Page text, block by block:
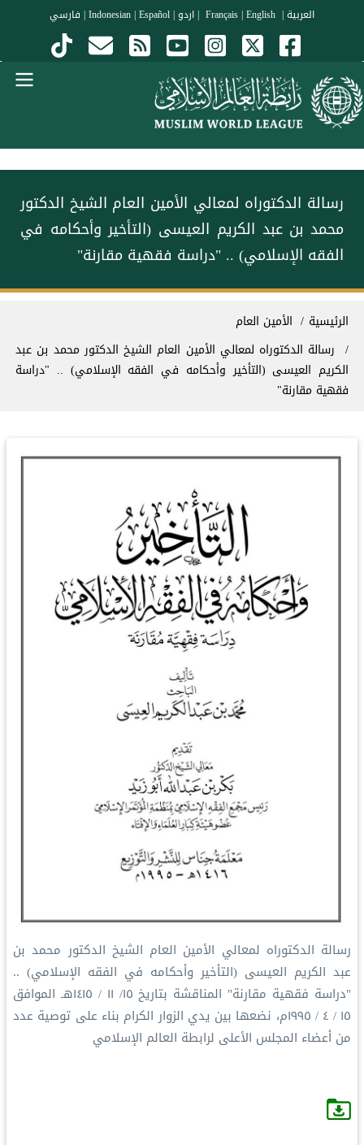
تجاوز إلى المحتوى الرئيسي
العربية|
|English
| اردو|
Indonesian |Español
| فارسي
رسالة الدكتوراه لمعالي الأمين العام الشيخ الدكتور
محمد بن عبد الكريم العيسى (التأخير وأحكامه في
الفقه الإسلامي) .. "دراسة فقهية مقارنة"
مسار التنقل
الرئيسية
الأمين العام
رسالة الدكتوراه لمعالي الأمين العام الشيخ الدكتور محمد بن عبد
الكريم العيسى (التأخير وأحكامه في الفقه الإسلامي) .. "دراسة
فقهية مقارنة"
رسالة الدكتوراه لمعالي الأمين العام الشيخ الدكتور محمد بن
عبد الكريم العيسى (التأخير وأحكامه في الفقه الإسلامي) ..
"دراسة فقهية مقارنة" المناقشة بتاريخ ١٥/ ١١ / ١٤١٥هـ الموافق
١٥ / ٤ / ١٩٩٥م، نضعها بين يدي الزوار الكرام بناء على توصية عدد
من أعضاء المجلس الأعلى لرابطة العالم الإسلامي